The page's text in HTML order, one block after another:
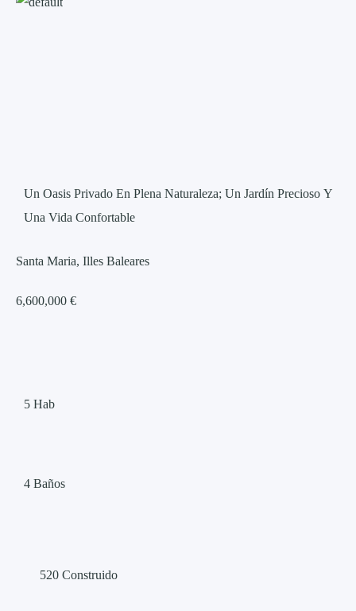
Un Oasis Privado En Plena Naturaleza; Un Jardín Precioso Y
Una Vida Confortable
Santa Maria, Illes Baleares
6,600,000 €
5 Hab
4 Baños
520 Construido